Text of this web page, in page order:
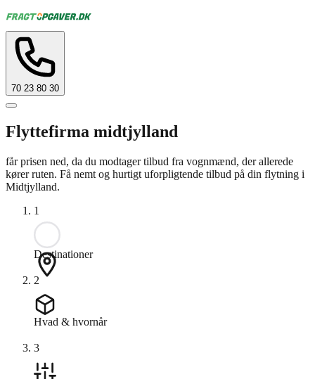
70 23 80 30
Flyttefirma midtjylland
får prisen ned, da du modtager tilbud fra vognmænd, der allerede
kører ruten. Få nemt og hurtigt uforpligtende tilbud på din flytning i
Midtjylland.
1
Destinationer
2
Hvad & hvornår
3